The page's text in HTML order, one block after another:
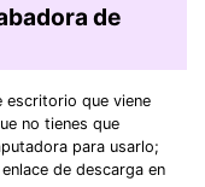
de
escritorio que viene
no tienes que
para usarlo;
de descarga en